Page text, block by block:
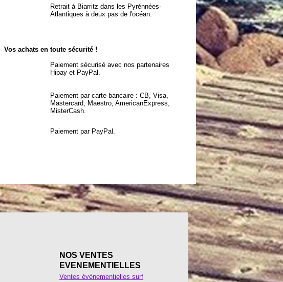
Retrait à Biarritz dans les Pyrénnées-
Atlantiques à deux pas de l'océan.
Vos achats en toute sécurité !
Paiement sécurisé avec nos partenaires
Hipay et PayPal.
Paiement par carte bancaire : CB, Visa,
Mastercard, Maestro, AmericanExpress,
MisterCash.
Paiement par PayPal.
NOS VENTES
EVENEMENTIELLES
Ventes évènementielles surf